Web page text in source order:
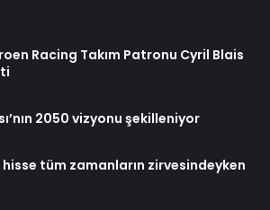
Racing Takım Patronu Cyril Blais
2050 vizyonu şekilleniyor
hisse tüm zamanların zirvesindeyken